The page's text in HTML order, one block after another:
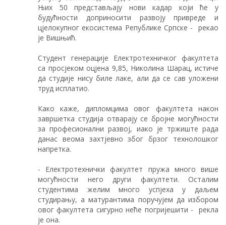
Њих 50 представљају нови кадар који ће у
будућности доприносити развоју привреде и
цјелокупног екосистема Републике Српске - рекао
је Вишњић.
Студент генерације Електротехничког факултета
са просјеком оцјена 9,85, Николина Шарац, истиче
да студије нису биле лаке, али да се сав уложени
труд исплатио.
Како каже, дипломцима овог факултета након
завршетка студија отварају се бројне могућности
за професионални развој, иако је тржиште рада
данас веома захтјевно због брзог технолошког
напретка.
- Електротехнички факултет пружа много више
могућности него други факултети. Осталим
студентима желим много успјеха у даљем
студирању, а матурантима поручујем да избором
овог факултета сигурно неће погријешити - рекла
је она.